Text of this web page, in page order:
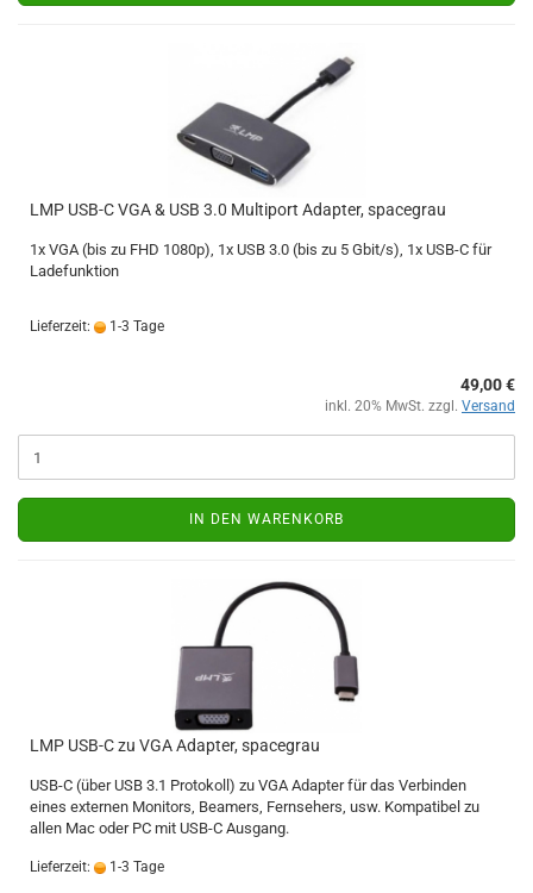
LMP USB-C VGA & USB 3.0 Multiport Adapter, spacegrau
1x VGA (bis zu FHD 1080p), 1x USB 3.0 (bis zu 5 Gbit/s), 1x USB-C für
Ladefunktion
Lieferzeit: 1-3 Tage
49,00 €
inkl. 20% MwSt. zzgl. Versand
IN DEN WARENKORB
LMP USB-C zu VGA Adapter, spacegrau
USB-C (über USB 3.1 Protokoll) zu VGA Adapter für das Verbinden
eines externen Monitors, Beamers, Fernsehers, usw. Kompatibel zu
allen Mac oder PC mit USB-C Ausgang.
Lieferzeit: 1-3 Tage